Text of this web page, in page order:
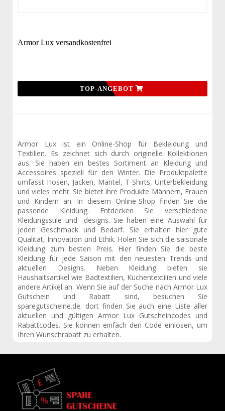
Armor Lux versandkostenfrei
TOP-ANGEBOT
Armor Lux ist ein Online-Shop für Bekleidung und
Textilien. Es zeichnet sich durch originelle Kollektionen
aus. Sie haben ein bestes Sortiment an Kleidung und
Accessoires speziell für den Winter. Die Produktpalette
umfasst Hosen, Jacken, Mäntel, T-Shirts, Unterbekleidung
und vieles mehr. Sie bietet ihre Produkte Männern, Frauen
und Kindern an. In diesem Online-Shop finden Sie die
passende Kleidung. Entdecken Sie verschiedene
Kleidungsstile und -designs. Sie haben eine Auswahl für
jeden Geschmack und Bedarf. Sie erhalten hier gute
Qualität, Innovation und Ethik. Holen Sie sich die saisonale
Kleidung zum besten Preis. Hier finden Sie die beste
Kleidung für jede Saison mit den neuesten Trends und
aktuellen Designs. Neben Kleidung bieten sie
Haushaltsartikel wie Badtextilien, Küchentextilien und viele
andere Artikel an. Wenn Sie auf der Suche nach Armor Lux
Gutschein und Rabatt sind, besuchen Sie
sparegutscheine.de. dort finden Sie auch eine Liste aller
aktuellen und gültigen Armor Lux Gutscheincodes und
Rabattcodes. Sie können einfach den Code einlösen, um
Ihren Wunschrabatt zu erhalten.